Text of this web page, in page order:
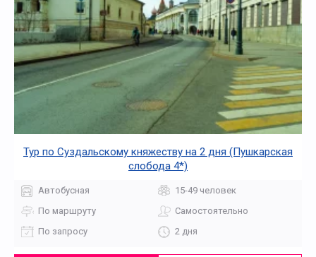
Тур по Суздальскому княжеству на 2 дня (Пушкарская
слобода 4*)
Автобусная
15-49 человек
По маршруту
Самостоятельно
По запросу
2 дня